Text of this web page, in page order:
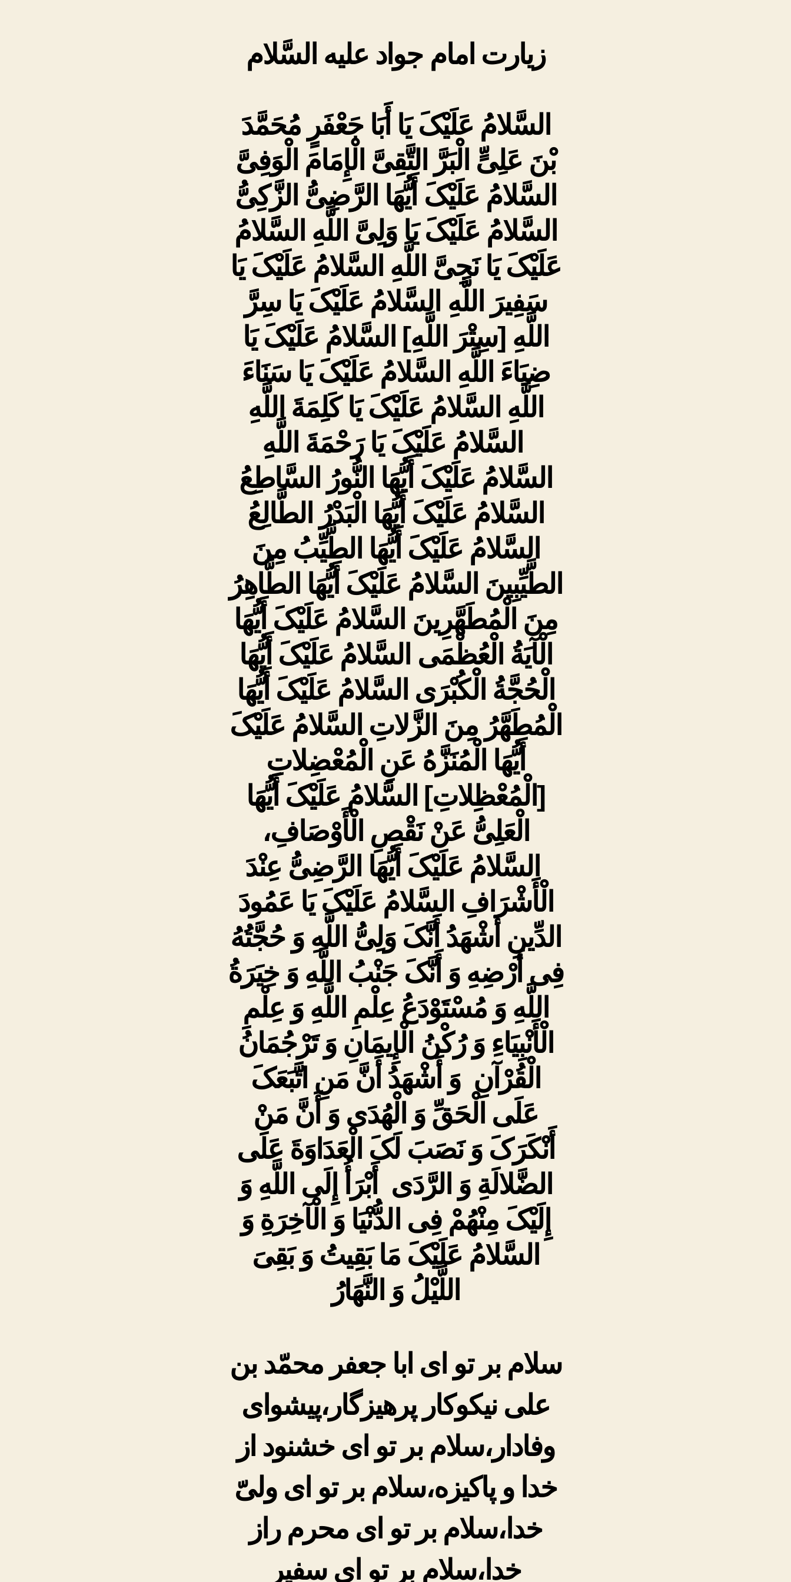
زیارت امام جواد علیه السَّلام
السَّلامُ عَلَیْکَ یَا أَبَا جَعْفَرٍ مُحَمَّدَ
بْنَ عَلِیٍّ الْبَرَّ التَّقِیَّ الْإِمَامَ الْوَفِیَّ
السَّلامُ عَلَیْکَ أَیُّهَا الرَّضِیُّ الزَّکِیُّ
السَّلامُ عَلَیْکَ یَا وَلِیَّ اللَّهِ السَّلامُ
عَلَیْکَ یَا نَجِیَّ اللَّهِ السَّلامُ عَلَیْکَ یَا
سَفِیرَ اللَّهِ السَّلامُ عَلَیْکَ یَا سِرَّ
اللَّهِ [سِتْرَ اللَّهِ‏] السَّلامُ عَلَیْکَ یَا
ضِیَاءَ اللَّهِ السَّلامُ عَلَیْکَ یَا سَنَاءَ
اللَّهِ السَّلامُ عَلَیْکَ یَا کَلِمَةَ اللَّهِ
السَّلامُ عَلَیْکَ یَا رَحْمَةَ اللَّهِ
السَّلامُ عَلَیْکَ أَیُّهَا النُّورُ السَّاطِعُ
السَّلامُ عَلَیْکَ أَیُّهَا الْبَدْرُ الطَّالِعُ
السَّلامُ عَلَیْکَ أَیُّهَا الطَّیِّبُ مِنَ
الطَّیِّبِینَ السَّلامُ عَلَیْکَ أَیُّهَا الطَّاهِرُ
مِنَ الْمُطَهَّرِینَ السَّلامُ عَلَیْکَ أَیُّهَا
الْآیَةُ الْعُظْمَى السَّلامُ عَلَیْکَ أَیُّهَا
الْحُجَّةُ الْکُبْرَى السَّلامُ عَلَیْکَ أَیُّهَا
الْمُطَهَّرُ مِنَ الزَّلاتِ السَّلامُ عَلَیْکَ
أَیُّهَا الْمُنَزَّهُ عَنِ الْمُعْضِلاتِ
[الْمُعْظِلاتِ‏] السَّلامُ عَلَیْکَ أَیُّهَا
الْعَلِیُّ عَنْ نَقْصِ الْأَوْصَافِ،
السَّلامُ عَلَیْکَ أَیُّهَا الرَّضِیُّ عِنْدَ
الْأَشْرَافِ السَّلامُ عَلَیْکَ یَا عَمُودَ
الدِّینِ أَشْهَدُ أَنَّکَ وَلِیُّ اللَّهِ وَ حُجَّتُهُ
فِی أَرْضِهِ وَ أَنَّکَ جَنْبُ اللَّهِ وَ خِیَرَةُ
اللَّهِ وَ مُسْتَوْدَعُ عِلْمِ اللَّهِ وَ عِلْمِ
الْأَنْبِیَاءِ وَ رُکْنُ الْإِیمَانِ وَ تَرْجُمَانُ
الْقُرْآنِ وَ أَشْهَدُ أَنَّ مَنِ اتَّبَعَکَ
عَلَى الْحَقِّ وَ الْهُدَى وَ أَنَّ مَنْ
أَنْکَرَکَ وَ نَصَبَ لَکَ الْعَدَاوَةَ عَلَى
الضَّلالَةِ وَ الرَّدَى أَبْرَأُ إِلَى اللَّهِ وَ
إِلَیْکَ مِنْهُمْ فِی الدُّنْیَا وَ الْآخِرَةِ وَ
السَّلامُ عَلَیْکَ مَا بَقِیتُ وَ بَقِیَ
اللَّیْلُ وَ النَّهَارُ
سلام بر تو اى ابا جعفر محمّد بن
على نیکوکار پرهیزگار،پیشواى
وفادار،سلام بر تو اى خشنود از
خدا و پاکیزه،سلام بر تو اى ولىّ
خدا،سلام بر تو اى محرم راز
خدا،سلام بر تو اى‏ سفیر